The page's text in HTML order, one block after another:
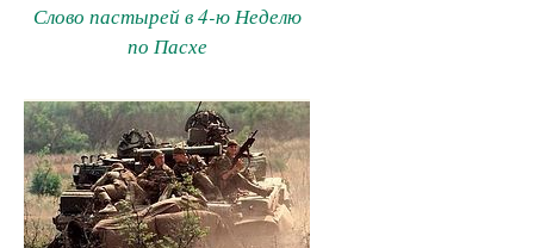
Слово пастырей в 4-ю Неделю
по Пасхе